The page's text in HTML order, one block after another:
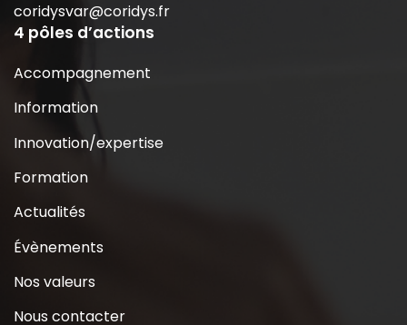
coridysvar@coridys.fr
4 pôles d’actions
Accompagnement
Information
Innovation/expertise
Formation
Actualités
Évènements
Nos valeurs
Nous contacter